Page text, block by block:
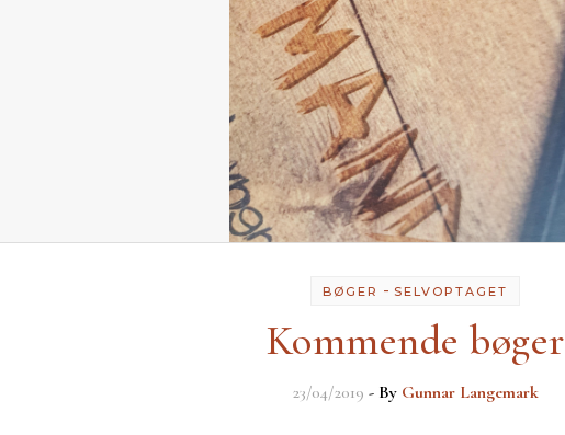
BØGER - SELVOPTAGET
Kommende bøger
23/04/2019 - By Gunnar Langemark